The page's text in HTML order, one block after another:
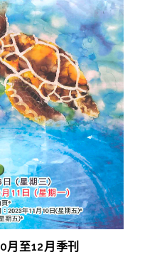
月至12月季刊